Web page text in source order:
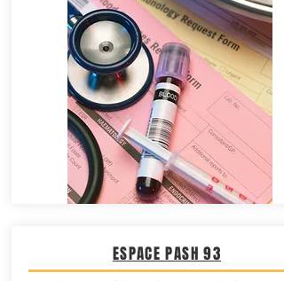
ESPACE PASH 93